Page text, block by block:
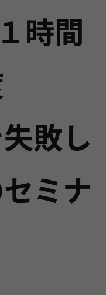
時間
敗し
ミナ